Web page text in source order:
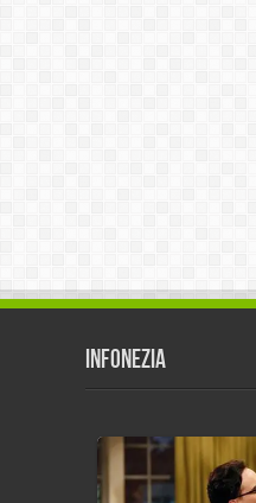
Infonezia